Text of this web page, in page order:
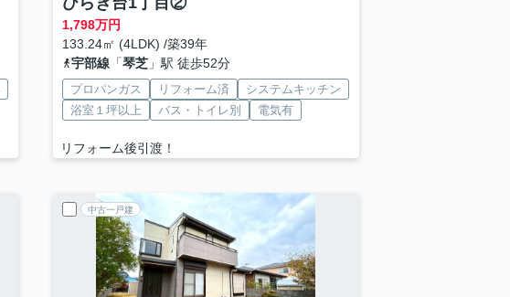
1,798万円
133.24㎡ (4LDK) /築39年
宇部線「琴芝」駅 徒歩52分
プロパンガス リフォーム済
システムキッチン
浴室１坪以上
バス・トイレ別 電気有
リフォーム後引渡！
中古一戸建